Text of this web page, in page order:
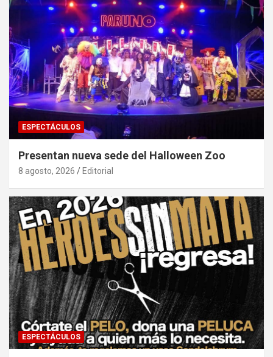
ESPECTÁCULOS
Presentan nueva sede del Halloween Zoo
8 agosto, 2026 Editorial
ESPECTÁCULOS